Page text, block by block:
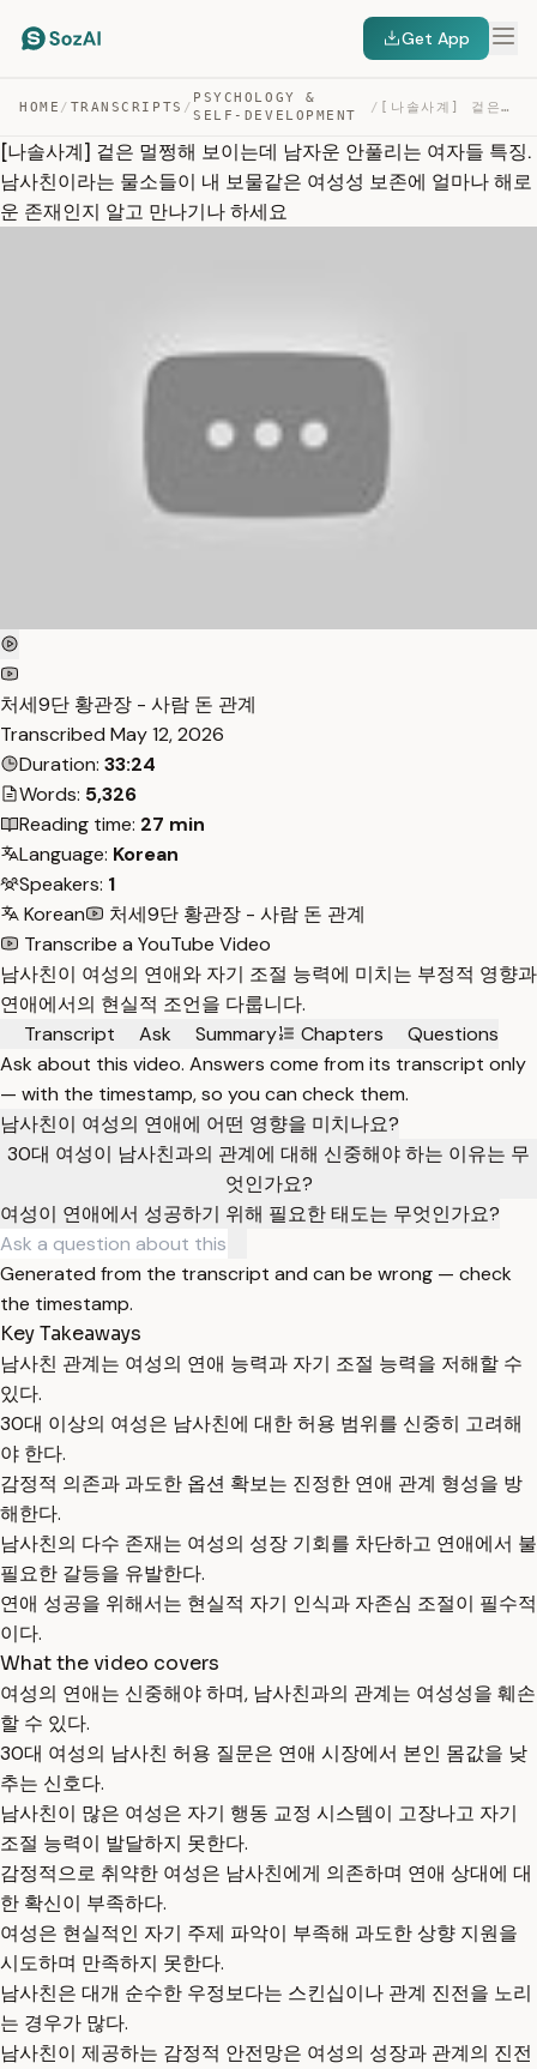
Get App
HOME / TRANSCRIPTS /
PSYCHOLOGY &
SELF-DEVELOPMENT
/ [나솔사계] 겉은 멀쩡해 보이는데 남자운 안풀리는 여자들 특징. 남사친이라는 물소들이 내 보물같은 … — TRANSCRIPT
[나솔사계] 겉은 멀쩡해 보이는데 남자운 안풀리는 여자들 특징.
남사친이라는 물소들이 내 보물같은 여성성 보존에 얼마나 해로
운 존재인지 알고 만나기나 하세요
처세9단 황관장 - 사람 돈 관계
Transcribed May 12, 2026
Duration: 33:24
Words: 5,326
Reading time: 27 min
Language: Korean
Speakers: 1
Korean
처세9단 황관장 - 사람 돈 관계
Transcribe a YouTube Video
남사친이 여성의 연애와 자기 조절 능력에 미치는 부정적 영향과
연애에서의 현실적 조언을 다룹니다.
Transcript
Ask Summary Chapters
Questions
Ask about this video. Answers come from its transcript only
— with the timestamp, so you can check them.
남사친이 여성의 연애에 어떤 영향을 미치나요?
30대 여성이 남사친과의 관계에 대해 신중해야 하는 이유는 무
엇인가요?
여성이 연애에서 성공하기 위해 필요한 태도는 무엇인가요?
Generated from the transcript and can be wrong — check
the timestamp.
Key Takeaways
남사친 관계는 여성의 연애 능력과 자기 조절 능력을 저해할 수
있다.
30대 이상의 여성은 남사친에 대한 허용 범위를 신중히 고려해
야 한다.
감정적 의존과 과도한 옵션 확보는 진정한 연애 관계 형성을 방
해한다.
남사친의 다수 존재는 여성의 성장 기회를 차단하고 연애에서 불
필요한 갈등을 유발한다.
연애 성공을 위해서는 현실적 자기 인식과 자존심 조절이 필수적
이다.
What the video covers
여성의 연애는 신중해야 하며, 남사친과의 관계는 여성성을 훼손
할 수 있다.
30대 여성의 남사친 허용 질문은 연애 시장에서 본인 몸값을 낮
추는 신호다.
남사친이 많은 여성은 자기 행동 교정 시스템이 고장나고 자기
조절 능력이 발달하지 못한다.
감정적으로 취약한 여성은 남사친에게 의존하며 연애 상대에 대
한 확신이 부족하다.
여성은 현실적인 자기 주제 파악이 부족해 과도한 상향 지원을
시도하며 만족하지 못한다.
남사친은 대개 순수한 우정보다는 스킨십이나 관계 진전을 노리
는 경우가 많다.
남사친이 제공하는 감정적 안전망은 여성의 성장과 관계의 진전